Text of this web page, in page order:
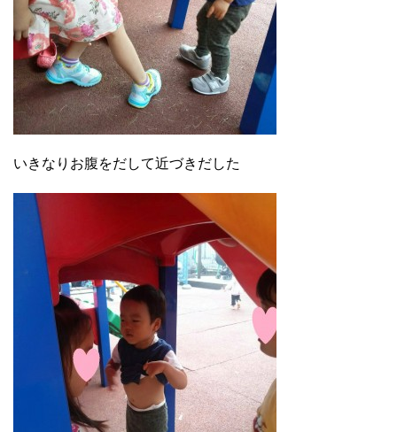
いきなりお腹をだして近づきだした